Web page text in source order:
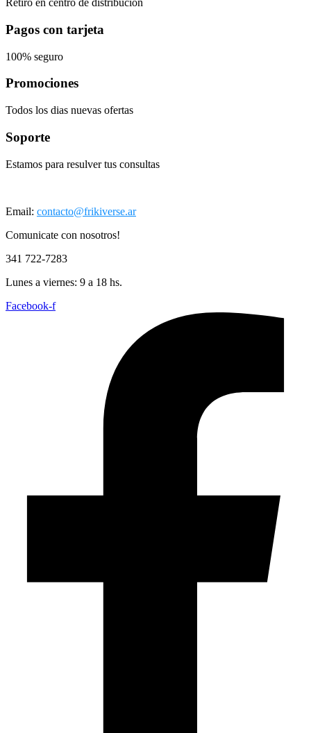
Retiro en centro de distribución
Pagos con tarjeta
100% seguro
Promociones
Todos los dias nuevas ofertas
Soporte
Estamos para resulver tus consultas
Email: contacto@frikiverse.ar
Comunicate con nosotros!
341 722-7283
Lunes a viernes: 9 a 18 hs.
Facebook-f